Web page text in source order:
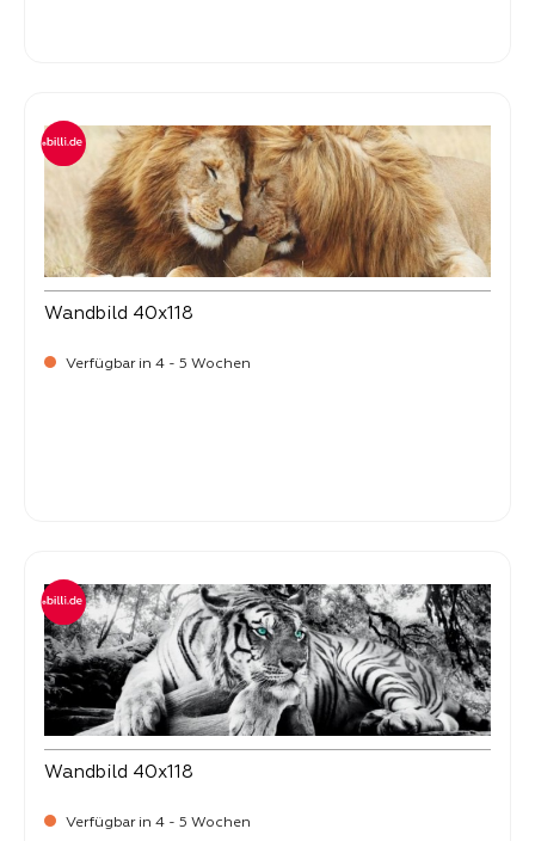
Wandbild 40x118
Verfügbar in 4 - 5 Wochen
Wandbild 40x118
Verfügbar in 4 - 5 Wochen